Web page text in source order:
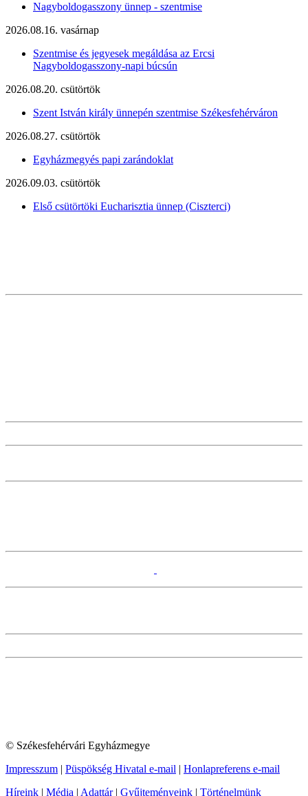
Nagyboldogasszony ünnep - szentmise
2026.08.16. vasárnap
Szentmise és jegyesek megáldása az Ercsi
Nagyboldogasszony-napi búcsún
2026.08.20. csütörtök
Szent István király ünnepén szentmise Székesfehérváron
2026.08.27. csütörtök
Egyházmegyés papi zarándoklat
2026.09.03. csütörtök
Első csütörtöki Eucharisztia ünnep (Ciszterci)
© Székesfehérvári Egyházmegye
Impresszum | Püspökség Hivatal e-mail | Honlapreferens e-mail
Híreink | Média | Adattár| Gyűjteményeink | Történelmünk